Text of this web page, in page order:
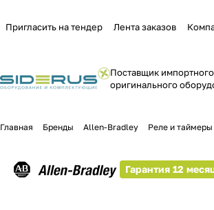
Пригласить на тендер Лента заказов
Поставщик импортного
оригинального
Главная Бренды Allen-Bradley Реле и таймеры
Гарантия 12